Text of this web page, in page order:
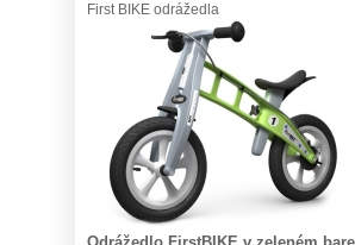
First BIKE odrážedla